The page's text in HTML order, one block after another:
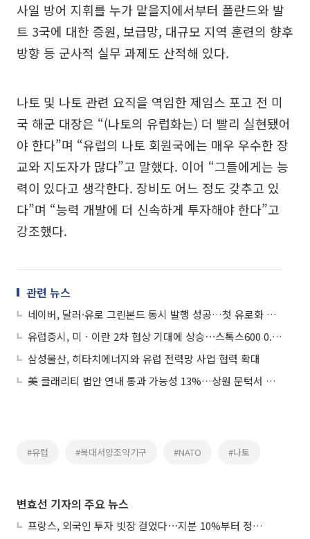
사일 방어 지휘를 누가 맡을지에서부터 폴란드와 발
트 3국에 대한 증원, 보급망, 대규모 지역 훈련의 향후
방향 등 군사적 실무 과제도 산적해 있다.
나토 및 나토 관련 요직을 역임한 제임스 포고 전 미
국 해군 대장은 “(나토의 유럽화는) 더 빨리 실현됐어
야 한다”며 “유럽의 나토 회원국에는 매우 우수한 장
교와 지도자가 많다”고 말했다. 이어 “그들에게는 능
력이 있다고 생각한다. 장비도 어느 정도 갖추고 있
다”며 “능력 개발에 더 신속하게 투자해야 한다”고
강조했다.
관련 뉴스
네이버, 달러·유로 그린본드 동시 발행 성공…첫 유로화 채권 발행해 유럽 투자자 기반 확대
유럽증시, 미ㆍ이란 2차 협상 기대에 상승⋯스톡스600 0.99%↑
삼성물산, 히타치에너지와 유럽 전력망 사업 협력 확대
美 클래리티 법안 연내 통과 가능성 13%…상원 문턱서 제동
#유럽 #북대서양조약기구 #NATO #나토
변효선 기자의 주요 뉴스
프랑스, 외국인 투자 빗장 걸었다⋯지분 10%부터 정부가 승인